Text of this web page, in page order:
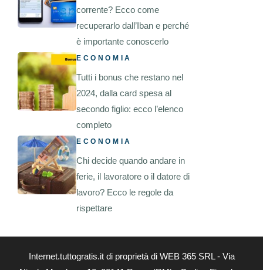
corrente? Ecco come
recuperarlo dall’Iban e perché
è importante conoscerlo
ECONOMIA
Tutti i bonus che restano nel
2024, dalla card spesa al
secondo figlio: ecco l’elenco
completo
ECONOMIA
Chi decide quando andare in
ferie, il lavoratore o il datore di
lavoro? Ecco le regole da
rispettare
Internet.tuttogratis.it di proprietà di WEB 365 SRL - Via